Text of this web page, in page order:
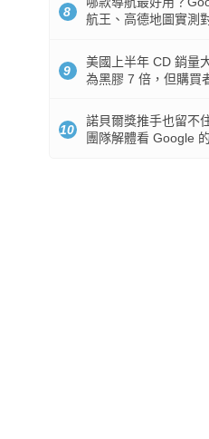
8
航王、高德地圖實測
9
美國上半年 CD 銷量
為黑膠 7 倍，但購買
10
諾貝爾獎推手也留不
團隊解體看 Google